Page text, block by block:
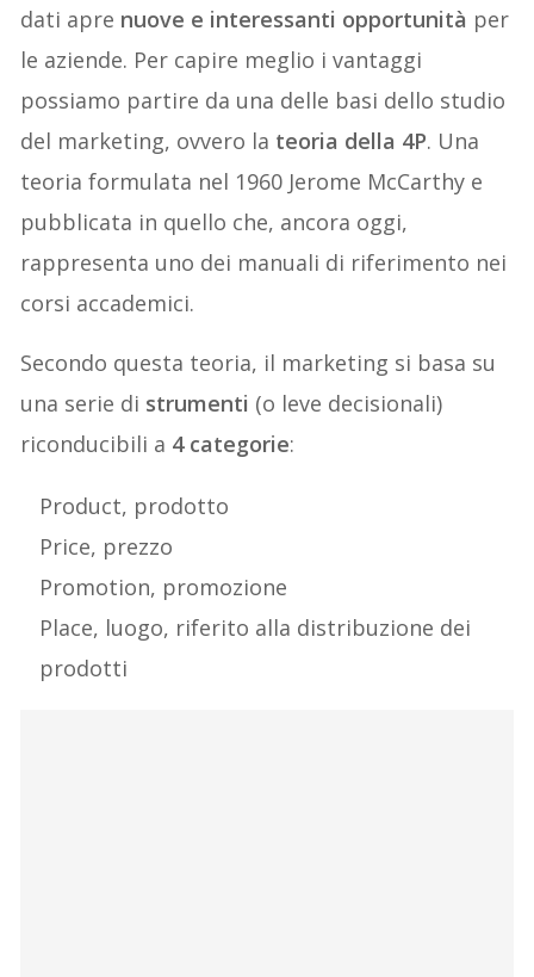
dati apre nuove e interessanti opportunità per
le aziende. Per capire meglio i vantaggi
possiamo partire da una delle basi dello studio
del marketing, ovvero la teoria della 4P. Una
teoria formulata nel 1960 Jerome McCarthy e
pubblicata in quello che, ancora oggi,
rappresenta uno dei manuali di riferimento nei
corsi accademici.
Secondo questa teoria, il marketing si basa su
una serie di strumenti (o leve decisionali)
riconducibili a 4 categorie:
Product, prodotto
Price, prezzo
Promotion, promozione
Place, luogo, riferito alla distribuzione dei
prodotti